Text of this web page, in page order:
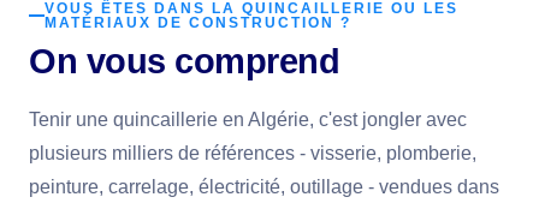
VOUS ÊTES DANS LA QUINCAILLERIE OU LES
MATÉRIAUX DE CONSTRUCTION ?
On vous comprend
Tenir une quincaillerie en Algérie, c'est jongler avec
plusieurs milliers de références - visserie, plomberie,
peinture, carrelage, électricité, outillage - vendues dans